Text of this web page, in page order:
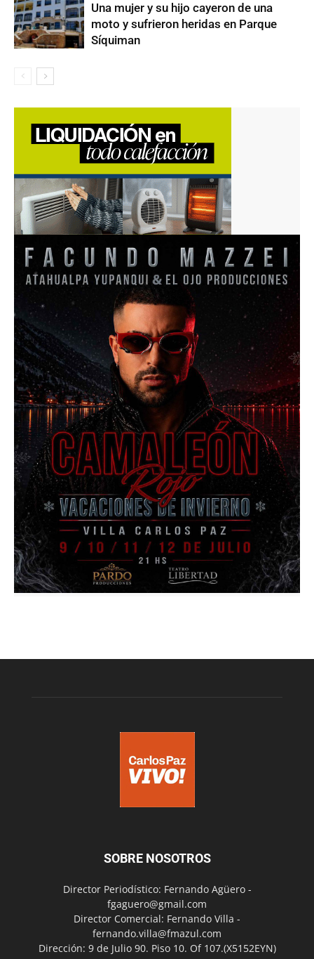
Una mujer y su hijo cayeron de una
moto y sufrieron heridas en Parque
Síquiman
SOBRE NOSOTROS
Director Periodístico: Fernando Agüero -
fgaguero@gmail.com
Director Comercial: Fernando Villa -
fernando.villa@fmazul.com
Dirección: 9 de Julio 90. Piso 10. Of 107.(X5152EYN)